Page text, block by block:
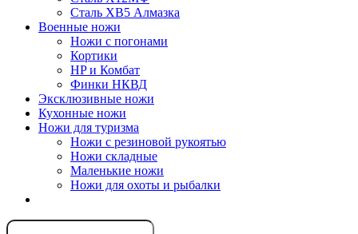
Сталь ХВ5 Алмазка
Военные ножи
Ножи с погонами
Кортики
HP и Комбат
Финки НКВД
Эксклюзивные ножи
Кухонные ножи
Ножи для туризма
Ножи с резиновой рукоятью
Ножи складные
Маленькие ножи
Ножи для охоты и рыбалки